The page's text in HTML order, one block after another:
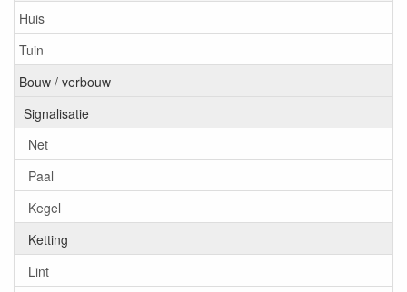
Huis
Tuin
Bouw / verbouw
Signalisatie
Net
Paal
Kegel
Ketting
Lint